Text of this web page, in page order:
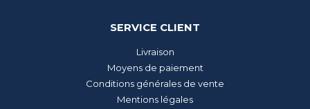
SERVICE CLIENT
Livraison
Moyens de paiement
Conditions générales de vente
Mentions légales